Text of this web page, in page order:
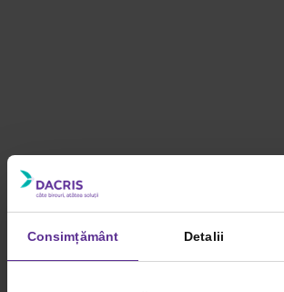
Consimțământ Detalii